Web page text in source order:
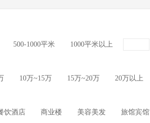
500-1000平米 1000平米以上
10万~15万 15万~20万 20万以上
饮酒店 商业楼 美容美发 旅馆宾馆